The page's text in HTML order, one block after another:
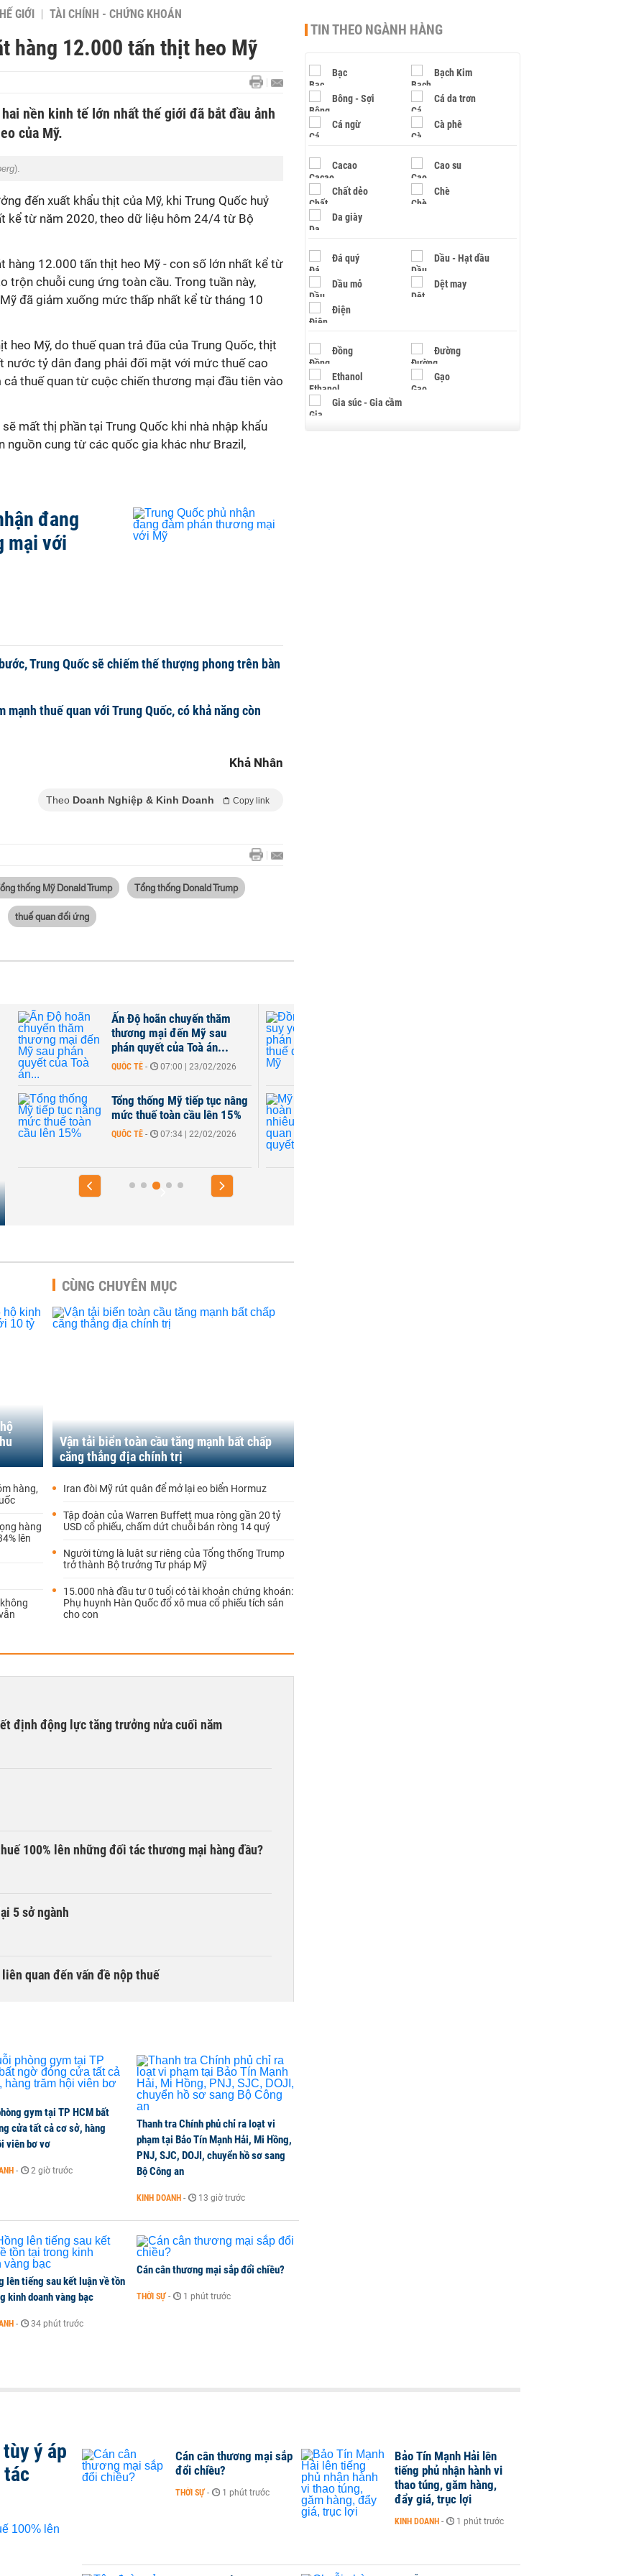
GIỚI TÀI CHÍNH - CHỨNG KHOÁN
hàng 12.000 tấn thịt heo Mỹ
nền kinh tế lớn nhất thế giới đã bắt đầu ảnh
của Mỹ.
).
đến xuất khẩu thịt của Mỹ, khi Trung Quốc huỷ
kể từ năm 2020, theo dữ liệu hôm 24/4 từ Bộ
hàng 12.000 tấn thịt heo Mỹ - con số lớn nhất kể từ
trộn chuỗi cung ứng toàn cầu. Trong tuần này,
đã giảm xuống mức thấp nhất kể từ tháng 10
heo Mỹ, do thuế quan trả đũa của Trung Quốc, thịt
nước tỷ dân đang phải đối mặt với mức thuế cao
thuế quan từ cuộc chiến thương mại đầu tiên vào
mất thị phần tại Trung Quốc khi nhà nhập khẩu
nguồn cung từ các quốc gia khác như Brazil,
đang
mại với
Trung Quốc sẽ chiếm thế thượng phong trên bàn
mạnh thuế quan với Trung Quốc, có khả năng còn
Khả Nhân
Theo Doanh Nghiệp & Kinh Doanh Copy link
thống Mỹ Donald Trump Tổng thống Donald Trump
thuế quan đối ứng
Ấn Độ hoãn chuyến thăm
thương mại đến Mỹ sau
phán quyết của Toà án...
QUỐC TẾ - 07:00 | 23/02/2026
Tổng thống Mỹ tiếp tục nâng
mức thuế toàn cầu lên 15%
QUỐC TẾ - 07:34 | 22/02/2026
hàng,
hàng
lên
CÙNG CHUYÊN MỤC
Vận tải biển toàn cầu tăng mạnh bất chấp
căng thẳng địa chính trị
Iran đòi Mỹ rút quân để mở lại eo biển Hormuz
Tập đoàn của Warren Buffett mua ròng gần 20 tỷ
USD cổ phiếu, chấm dứt chuỗi bán ròng 14 quý
Người từng là luật sư riêng của Tổng thống Trump
trở thành Bộ trưởng Tư pháp Mỹ
15.000 nhà đầu tư 0 tuổi có tài khoản chứng khoán:
Phụ huynh Hàn Quốc đổ xô mua cổ phiếu tích sản
cho con
định động lực tăng trưởng nửa cuối năm
100% lên những đối tác thương mại hàng đầu?
5 sở ngành
quan đến vấn đề nộp thuế
chấp căng thẳng địa chính trị
nghiệp bán dẫn hàng đầu của Mỹ
khi ngân hàng quản lý tài sản đảm bảo trái phiếu
gym tại TP HCM bất
cửa tất cả cơ sở, hàng
viên bơ vơ
- 2 giờ trước
Thanh tra Chính phủ chỉ ra loạt vi
phạm tại Bảo Tín Mạnh Hải, Mi Hồng,
PNJ, SJC, DOJI, chuyển hồ sơ sang
Bộ Công an
KINH DOANH - 13 giờ trước
lên tiếng sau kết luận về tồn
kinh doanh vàng bạc
- 34 phút trước
Cán cân thương mại sắp đổi chiều?
THỜI SỰ - 1 phút trước
TIN THEO NGÀNH HÀNG
Bạc Bạch Kim
Bông - Sợi Cá da trơn
Cá ngừ Cà phê
Cacao Cao su
Chất dẻo Chè
Da giày
Đá quý Dầu - Hạt dầu
Dầu mỏ Dệt may
Điện
Đồng Đường
Ethanol Gạo
Gia súc - Gia cầm
ý áp
tác
Cán cân thương mại sắp
đổi chiều?
THỜI SỰ - 1 phút trước
Bảo Tín Mạnh Hải lên
tiếng phủ nhận hành vi
thao túng, găm hàng,
đẩy giá, trục lợi
KINH DOANH - 1 phút trước